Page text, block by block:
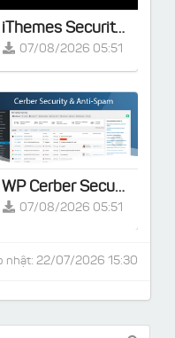
iThemes Security Pro v9.0.4
07/08/2026 05:51
WP Cerber Security Pro v9.9
07/08/2026 05:51
nhật: 22/07/2026 15:30